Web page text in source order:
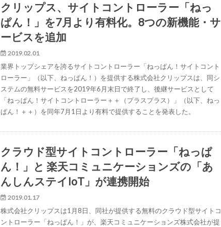
クリップス、サイトコントローラー「ねっ
ぱん！」を7月より有料化。8つの新機能・サ
ービスを追加
2019.02.01
業界トップシェアを誇るサイトコントローラー「ねっぱん！サイトコント
ローラー」（以下、ねっぱん！）を提供する株式会社クリップスは、同シ
ステムの無料サービスを2019年6月末日で終了し、後継サービスとして
「ねっぱん！サイトコントローラー＋＋（プラスプラス）」（以下、ねっ
ぱん！＋＋）を同年7月1日より有料で提供することを発表した。
クラウド型サイトコントローラー「ねっぱ
ん！」と 楽天コミュニケーションズの「あ
んしんステイIoT」が連携開始
2019.01.17
株式会社クリップスは1月8日、同社が提供する無料のクラウド型サイトコ
ントローラー「ねっぱん！」が、楽天コミュニケーションズ株式会社が提